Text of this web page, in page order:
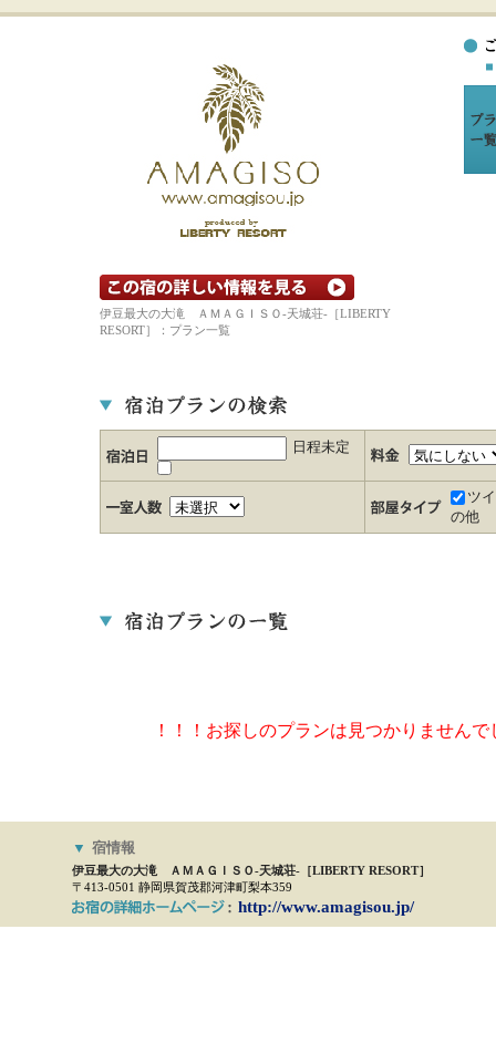
宿の詳細ホームページを見る
伊豆最大の大滝 ＡＭＡＧＩＳＯ-天城荘-［LIBERTY
RESORT］：プラン一覧
日程未定
ツ
の他
！！！お探しのプランは見つかりません
▼ 宿情報
伊豆最大の大滝 ＡＭＡＧＩＳＯ-天城荘-［LIBERTY RESORT］
〒413-0501 静岡県賀茂郡河津町梨本359
http://www.amagisou.jp/